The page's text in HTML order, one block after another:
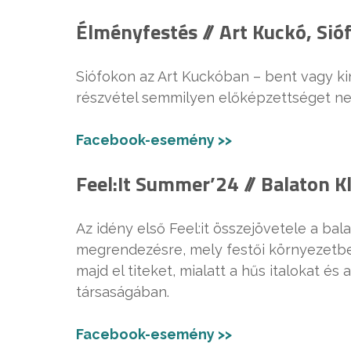
Élményfestés // Art Kuckó,
Siófokon az Art Kuckóban – bent vagy
részvétel semmilyen előképzettséget
Facebook-esemény >>
Feel:It Summer’24 // Balaton
Az idény első Feel:it összejövetele a
megrendezésre, mely festői
majd el titeket, mialatt a hűs italokat és
társaságában.
Facebook-esemény >>